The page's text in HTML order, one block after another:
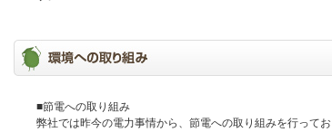
■節電への取り組み
弊社では昨今の電力事情から、節電への取り組みを行ってお